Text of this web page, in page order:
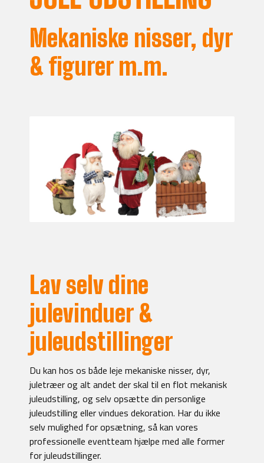
Mekaniske nisser, dyr
& figurer m.m.
Lav selv dine
julevinduer &
juleudstillinger
Du kan hos os både leje mekaniske nisser, dyr,
juletræer og alt andet der skal til en flot mekanisk
juleudstilling, og selv opsætte din personlige
juleudstilling eller vindues dekoration. Har du ikke
selv mulighed for opsætning, så kan vores
professionelle eventteam hjælpe med alle former
for juleudstillinger.